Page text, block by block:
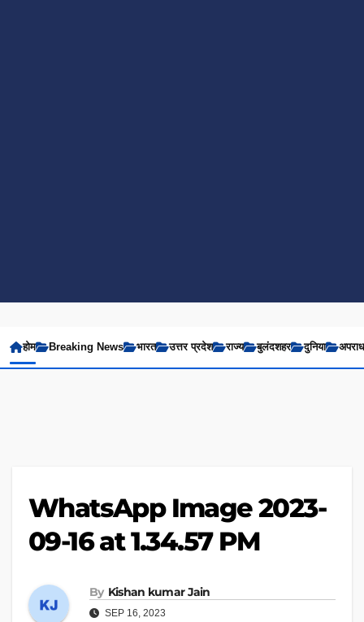
होम Breaking News भारत उत्तर प्रदेश राज्य बुलंदशहर दुनिया अपराध
WhatsApp Image 2023-
09-16 at 1.34.57 PM
By Kishan kumar Jain
SEP 16, 2023